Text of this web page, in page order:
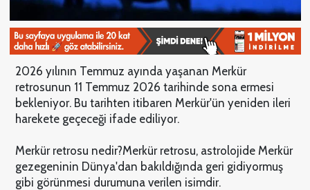
2026 yılının Temmuz ayında yaşanan Merkür
retrosunun 11 Temmuz 2026 tarihinde sona ermesi
bekleniyor. Bu tarihten itibaren Merkür'ün yeniden ileri
harekete geçeceği ifade ediliyor.
Merkür retrosu nedir?Merkür retrosu, astrolojide Merkür
gezegeninin Dünya'dan bakıldığında geri gidiyormuş
gibi görünmesi durumuna verilen isimdir.